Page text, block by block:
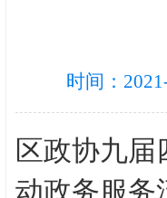
时间：
区政协九
动政务服务